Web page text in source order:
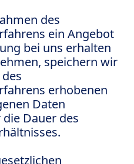
des
ein Angebot
bei uns erhalten
speichern wir
erhobenen
Daten
Dauer des